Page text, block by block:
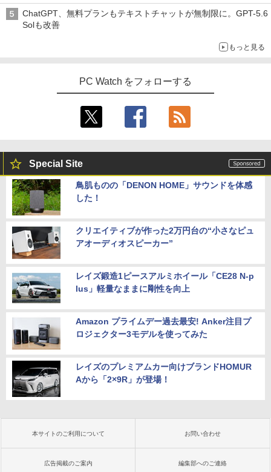
￥2,009
3 ノートパソコン 中古 PC パソコン 中古
ノートPC 中古ノート 最大SSD512GB
2026新生活 13インチ超軽量 重さ約900g
ノートパソコン HP Dynabook 富士通 第
リ16GB SSD1TB 薄型軽量 13.3インチ O
ffice付き 最新MicrosoftOffice2024可 W
5
超軽量約779g メモリ最大16GB 新品SSD
1TB 13.3インチ HDMI搭載 WEBカメラ5
GWIFI Bluetooth内蔵 中古パソコン Mic
料 持ち運び便利
￥27,600
ト購入可能 単品 NEC デスクトップ PC
パソコン 中古 おすすめ デスクトップパ
【中古】 HP Pavilion All-in-One 24-xa0
ore i5 8400T Windows11 Home 液晶一
体型 保証付 [96185]
5
【★20％クーポン】MINISFORUM AI M1
Wi-Fi 7/Bluetooth 5.4、HDMI 2.1/DP 1.
4/USB4×2、4画面出力、Copilot対応AI
PC
￥75,999
A/3年保証)
チ フルhd 高画質 100Hz VA ノングレア
非光沢 スピーカー内蔵 3年保証 ディスプ
ハイビジョン 21インチ 液晶モニター ア
イリスオーヤマ DT-JF * 安心延長保証対
5
￥10,970
￥11,000
会 ]
￥22,000
ChatGPT、無料プランもテキストチャットが無制限に。GPT-5.6
Solも改善
もっと見る
PC Watch をフォローする
Special Site
鳥肌ものの「DENON HOME」サウンドを体感
した！
クリエイティブが作った2万円台の“小さなピュ
アオーディオスピーカー”
レイズ鍛造1ピースアルミホイール「CE28 N-p
lus」軽量なままに剛性を向上
Amazon プライムデー過去最安! Anker注目プ
ロジェクター3モデルを使ってみた
レイズのプレミアムカー向けブランドHOMUR
Aから「2×9R」が登場！
本サイトのご利用について お問い合わせ
広告掲載のご案内 編集部へのご連絡